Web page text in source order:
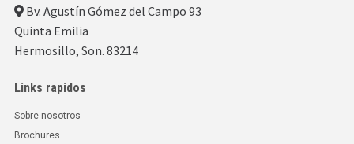
Bv. Agustín Gómez del Campo 93
Quinta Emilia
Hermosillo, Son. 83214
Links rapidos
Sobre nosotros
Brochures